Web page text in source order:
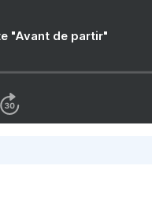
"Avant de partir"